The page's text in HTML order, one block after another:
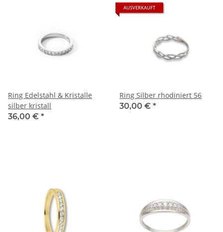
Ring Edelstahl & Kristalle
silber kristall
36,00 € *
AUSVERKAUFT
Ring Silber rhodiniert 56
30,00 € *